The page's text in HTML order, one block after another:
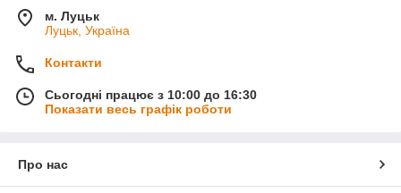
м. Луцьк
Луцьк, Україна
Контакти
Сьогодні працює з 10:00 до 16:30
Показати весь графік роботи
Про нас